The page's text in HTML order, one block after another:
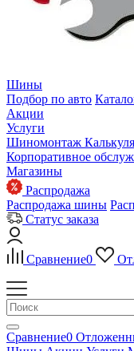
Шины
Подбор по авто
Акции
Услуги
Шиномонтаж
Корпоративное
Магазины
Распродажа
Распродажа шины
Статус заказа
Сравнение0
Сравнение0